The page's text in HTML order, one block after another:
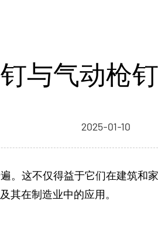
与气动枪
2025-01-10
。这不仅得益于它们在建筑和
其在制造业中的应用。